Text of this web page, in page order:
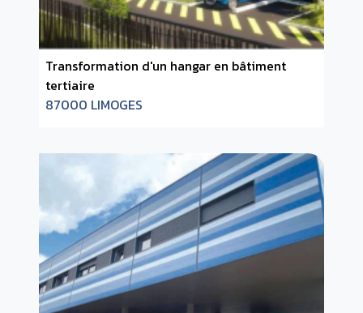
Transformation d'un hangar en bâtiment
tertiaire
87000 LIMOGES